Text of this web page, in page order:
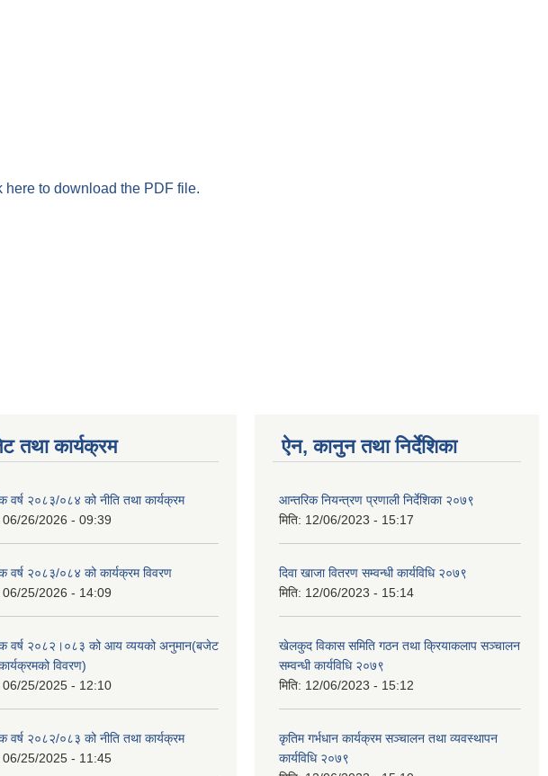
here to download the PDF file.
तथा कार्यक्रम
वर्ष २०८३/०८४ को नीति तथा कार्यक्रम
06/26/2026 - 09:39
वर्ष २०८३/०८४ को कार्यक्रम विवरण
06/25/2026 - 14:09
वर्ष २०८२।०८३ को आय व्ययको अनुमान(बजेट
विवरण)
06/25/2025 - 12:10
वर्ष २०८२/०८३ को नीति तथा कार्यक्रम
06/25/2025 - 11:45
ऐन, कानुन तथा निर्देशिका
आन्तरिक नियन्त्रण प्रणाली निर्देशिका २०७९
मिति: 12/06/2023 - 15:17
दिवा खाजा वितरण सम्वन्धी कार्यविधि २०७९
मिति: 12/06/2023 - 15:14
खेलकुद विकास समिति गठन तथा क्रियाकलाप सञ्चालन
सम्वन्धी कार्यविधि २०७९
मिति: 12/06/2023 - 15:12
कृतिम गर्भधान कार्यक्रम सञ्चालन तथा व्यवस्थापन
कार्यविधि २०७९